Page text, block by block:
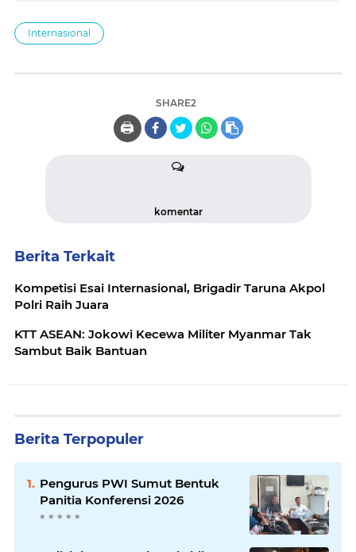
Internasional
SHARE2
🖨️
komentar
Berita Terkait
Kompetisi Esai Internasional, Brigadir Taruna Akpol
Polri Raih Juara
KTT ASEAN: Jokowi Kecewa Militer Myanmar Tak
Sambut Baik Bantuan
Berita Terpopuler
Pengurus PWI Sumut Bentuk
Panitia Konferensi 2026